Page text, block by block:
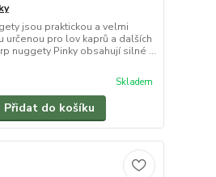
jsou praktickou a velmi
určenou pro lov kaprů a dalších
nuggety Pinky obsahují silné ...
Skladem
Přidat do košíku